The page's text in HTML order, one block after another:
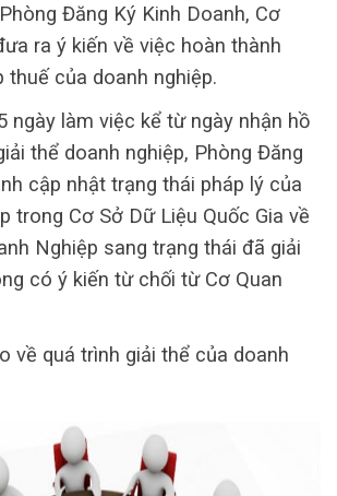
Đăng Ký Kinh Doanh, Cơ
ra ý kiến về việc hoàn thành
thuế của doanh nghiệp.
ngày làm việc kể từ ngày nhận hồ
thể doanh nghiệp, Phòng Đăng
cập nhật trạng thái pháp lý của
trong Cơ Sở Dữ Liệu Quốc Gia về
Nghiệp sang trạng thái đã giải
có ý kiến từ chối từ Cơ Quan
về quá trình giải thể của doanh